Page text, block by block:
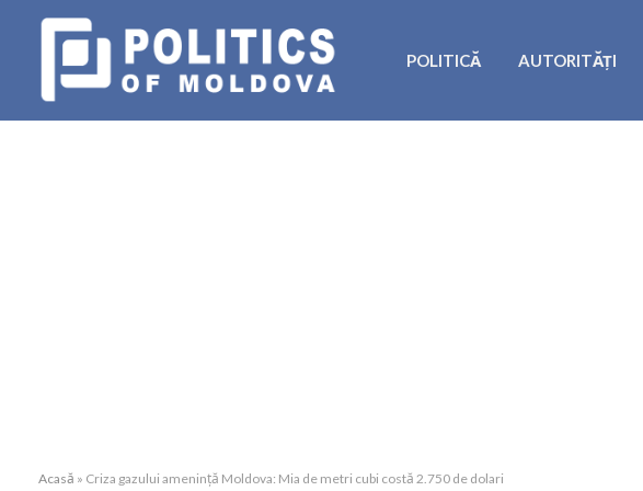
POLITICĂ AUTORITĂȚI
Acasă » Criza gazului amenință Moldova: Mia de metri cubi costă 2.750 de dolari